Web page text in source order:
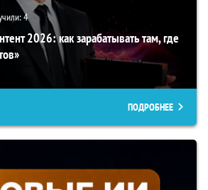
4
2026: как зарабатывать там, где
ПОДРОБНЕЕ